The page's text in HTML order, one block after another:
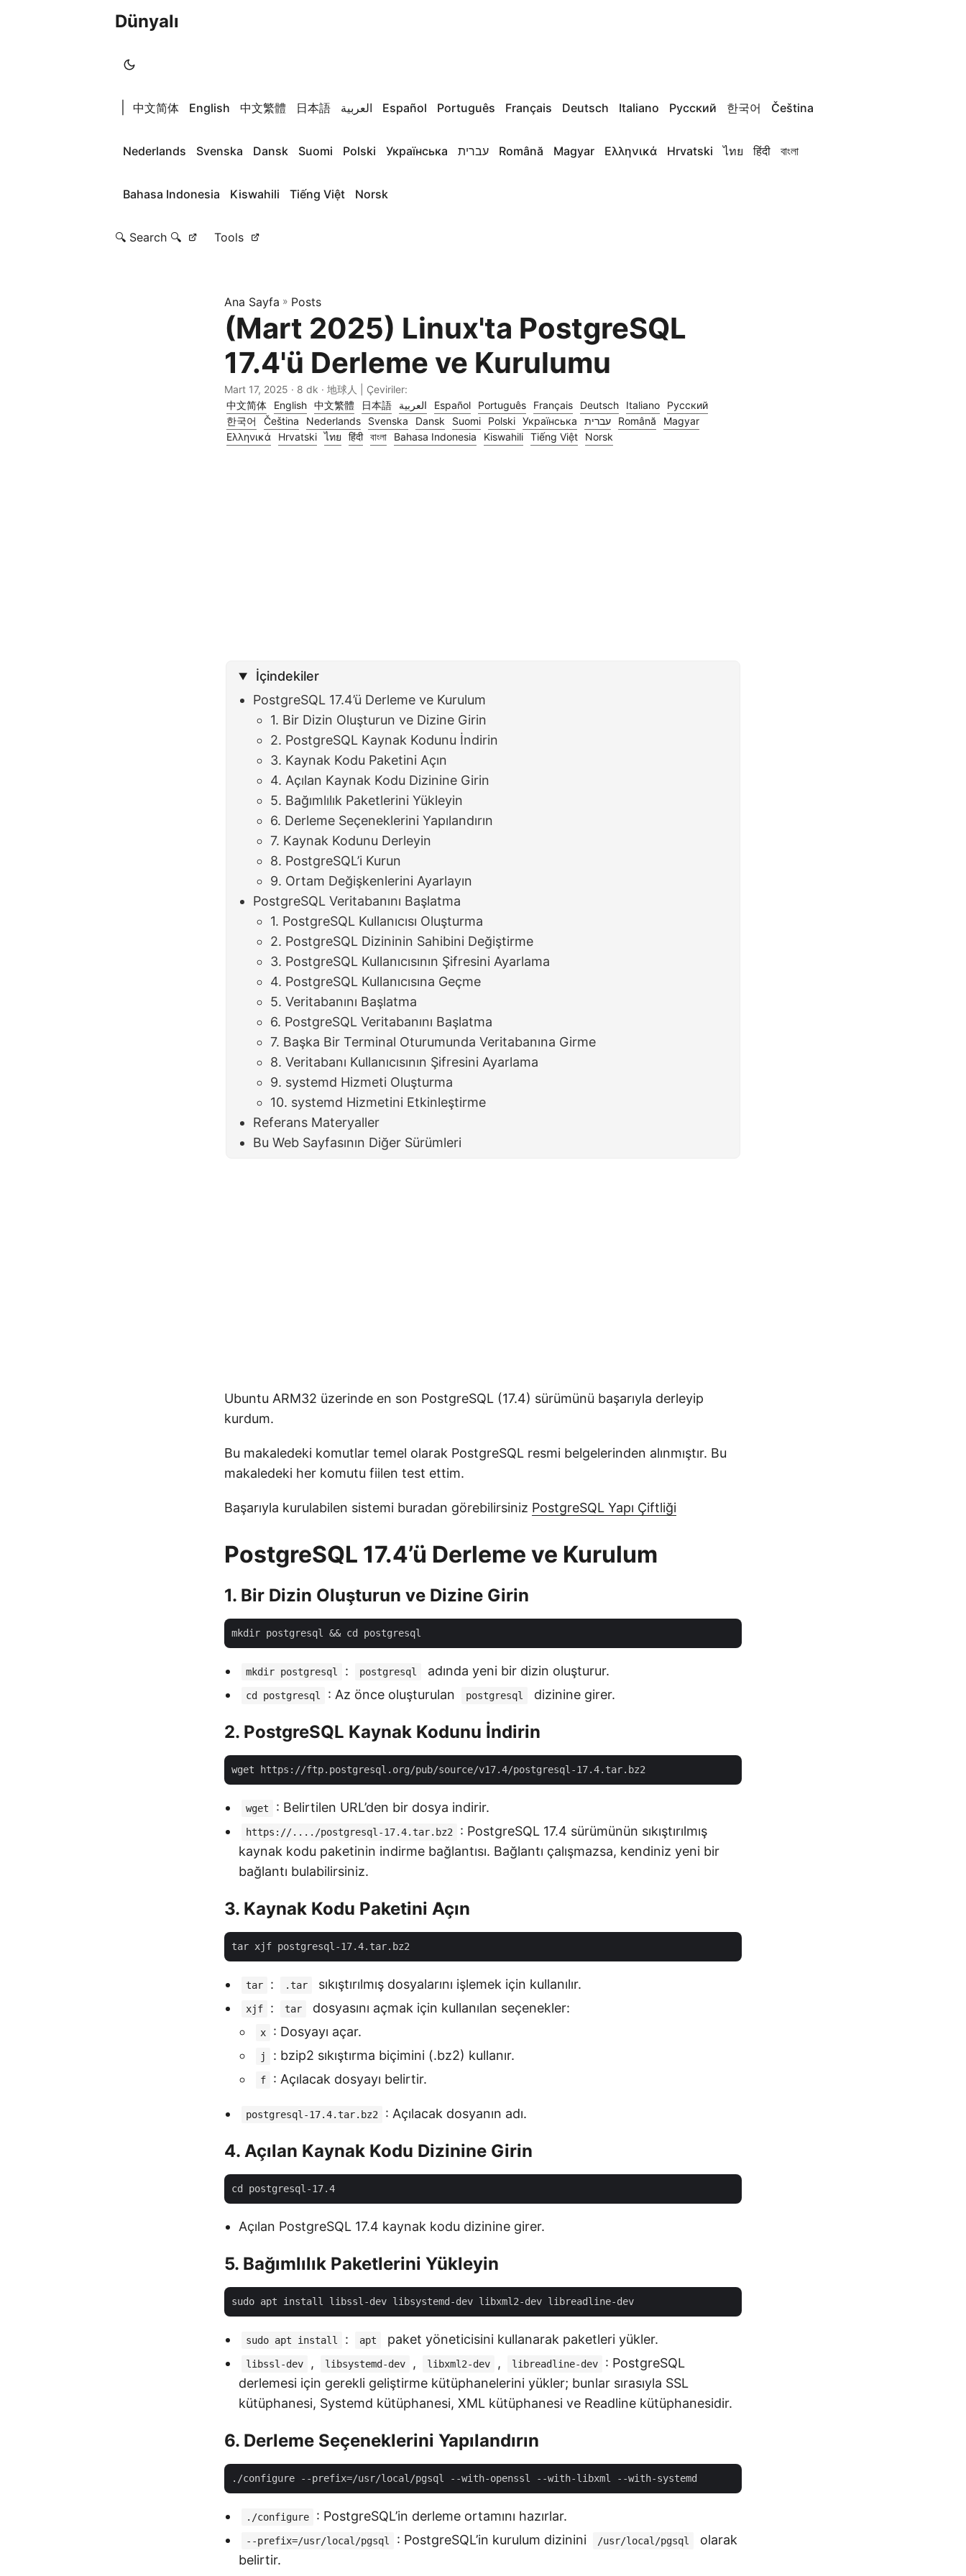
Dünyalı
中文简体 English 中文繁體 日本語 العربية Español Português Français Deutsch Italiano Русский 한국어 Čeština
Nederlands Svenska Dansk Suomi Polski Українська עברית Română Magyar Ελληνικά Hrvatski ไทย हिंदी বাংলা
Bahasa Indonesia Kiswahili Tiếng Việt Norsk
🔍 Search 🔍 Tools
Ana Sayfa » Posts
(Mart 2025) Linux'ta PostgreSQL
17.4'ü Derleme ve Kurulumu
Mart 17, 2025 · 8 dk · 地球人 | Çeviriler:
中文简体
English 中文繁體 日本語 العربية Español Português Français Deutsch Italiano
Русский
한국어
Čeština Nederlands Svenska Dansk Suomi Polski Українська עברית Română
Magyar
Ελληνικά
Hrvatski ไทย हिंदी বাংলা Bahasa Indonesia Kiswahili Tiếng Việt Norsk
İçindekiler
PostgreSQL 17.4’ü Derleme ve Kurulum
1. Bir Dizin Oluşturun ve Dizine Girin
2. PostgreSQL Kaynak Kodunu İndirin
3. Kaynak Kodu Paketini Açın
4. Açılan Kaynak Kodu Dizinine Girin
5. Bağımlılık Paketlerini Yükleyin
6. Derleme Seçeneklerini Yapılandırın
7. Kaynak Kodunu Derleyin
8. PostgreSQL’i Kurun
9. Ortam Değişkenlerini Ayarlayın
PostgreSQL Veritabanını Başlatma
1. PostgreSQL Kullanıcısı Oluşturma
2. PostgreSQL Dizininin Sahibini Değiştirme
3. PostgreSQL Kullanıcısının Şifresini Ayarlama
4. PostgreSQL Kullanıcısına Geçme
5. Veritabanını Başlatma
6. PostgreSQL Veritabanını Başlatma
7. Başka Bir Terminal Oturumunda Veritabanına Girme
8. Veritabanı Kullanıcısının Şifresini Ayarlama
9. systemd Hizmeti Oluşturma
10. systemd Hizmetini Etkinleştirme
Referans Materyaller
Bu Web Sayfasının Diğer Sürümleri
Ubuntu ARM32 üzerinde en son PostgreSQL (17.4) sürümünü başarıyla derleyip
kurdum.
Bu makaledeki komutlar temel olarak PostgreSQL resmi belgelerinden alınmıştır. Bu
makaledeki her komutu fiilen test ettim.
Başarıyla kurulabilen sistemi buradan görebilirsiniz PostgreSQL Yapı Çiftliği
PostgreSQL 17.4’ü Derleme ve Kurulum
1. Bir Dizin Oluşturun ve Dizine Girin
mkdir postgresql : postgresql adında yeni bir dizin oluşturur.
cd postgresql : Az önce oluşturulan postgresql dizinine girer.
2. PostgreSQL Kaynak Kodunu İndirin
wget : Belirtilen URL’den bir dosya indirir.
https://..../postgresql-17.4.tar.bz2
: PostgreSQL 17.4 sürümünün sıkıştırılmış
kaynak kodu paketinin indirme bağlantısı. Bağlantı çalışmazsa, kendiniz yeni bir
bağlantı bulabilirsiniz.
3. Kaynak Kodu Paketini Açın
tar : .tar sıkıştırılmış dosyalarını işlemek için kullanılır.
xjf : tar dosyasını açmak için kullanılan seçenekler:
x : Dosyayı açar.
j : bzip2 sıkıştırma biçimini (.bz2) kullanır.
f : Açılacak dosyayı belirtir.
postgresql-17.4.tar.bz2 : Açılacak dosyanın adı.
4. Açılan Kaynak Kodu Dizinine Girin
Açılan PostgreSQL 17.4 kaynak kodu dizinine girer.
5. Bağımlılık Paketlerini Yükleyin
sudo apt install : apt paket yöneticisini kullanarak paketleri yükler.
libssl-dev , libsystemd-dev , libxml2-dev , libreadline-dev
: PostgreSQL
derlemesi için gerekli geliştirme kütüphanelerini yükler; bunlar sırasıyla SSL
kütüphanesi, Systemd kütüphanesi, XML kütüphanesi ve Readline kütüphanesidir.
6. Derleme Seçeneklerini Yapılandırın
./configure : PostgreSQL’in derleme ortamını hazırlar.
--prefix=/usr/local/pgsql : PostgreSQL’in kurulum dizinini /usr/local/pgsql
olarak
belirtir.